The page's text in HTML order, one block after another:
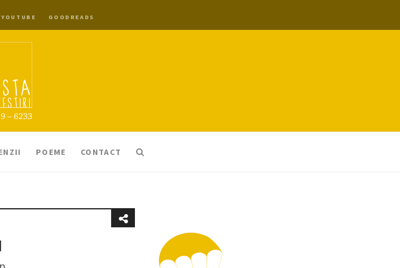
YOUTUBE GOODREADS
POEME CONTACT